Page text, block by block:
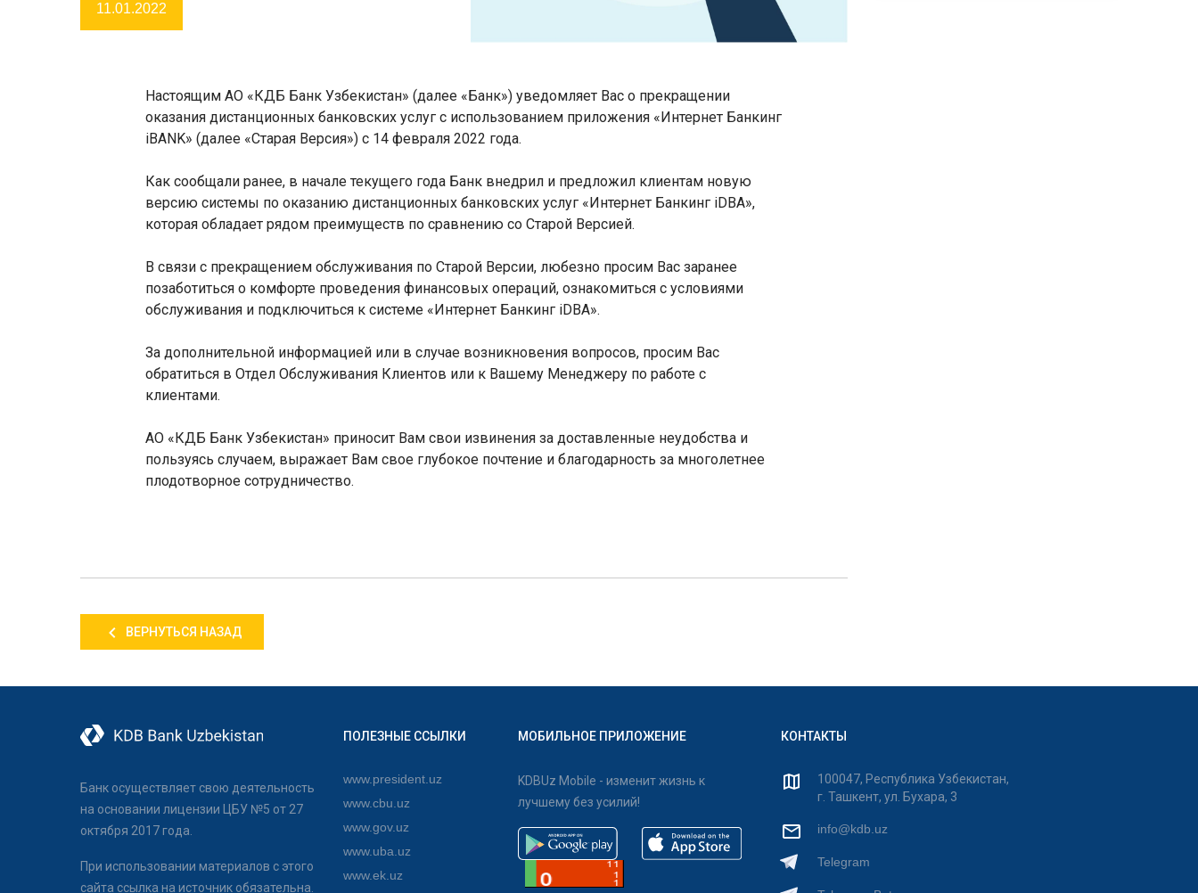
11.01.2022
Настоящим АО «КДБ Банк Узбекистан» (далее «Банк») уведомляет Вас о прекращении
оказания дистанционных банковских услуг с использованием приложения «Интернет Банкинг
iBANK» (далее «Старая Версия») с 14 февраля 2022 года.
Как сообщали ранее, в начале текущего года Банк внедрил и предложил клиентам новую
версию системы по оказанию дистанционных банковских услуг «Интернет Банкинг iDBA»,
которая обладает рядом преимуществ по сравнению со Старой Версией.
В связи с прекращением обслуживания по Старой Версии, любезно просим Вас заранее
позаботиться о комфорте проведения финансовых операций, ознакомиться с условиями
обслуживания и подключиться к системе «Интернет Банкинг iDBA».
За дополнительной информацией или в случае возникновения вопросов, просим Вас
обратиться в Отдел Обслуживания Клиентов или к Вашему Менеджеру по работе с
клиентами.
АО «КДБ Банк Узбекистан» приносит Вам свои извинения за доставленные неудобства и
пользуясь случаем, выражает Вам свое глубокое почтение и благодарность за многолетнее
плодотворное сотрудничество.
ВЕРНУТЬСЯ НАЗАД
Банк осуществляет свою деятельность
на основании лицензии ЦБУ №5 от 27
октября 2017 года.
При использовании материалов с этого
сайта ссылка на источник обязательна.
ПОЛЕЗНЫЕ ССЫЛКИ
www.president.uz
www.cbu.uz
www.gov.uz
www.uba.uz
www.ek.uz
МОБИЛЬНОЕ ПРИЛОЖЕНИЕ
KDBUz Mobile - изменит жизнь к
лучшему без усилий!
КОНТАКТЫ
100047, Республика Узбекистан,
г. Ташкент, ул. Бухара, 3
info@kdb.uz
Telegram